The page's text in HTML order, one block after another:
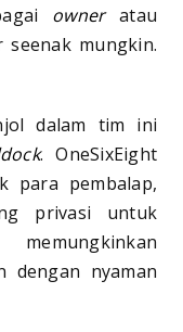
owneratau
mungkin.
dalam tim ini
. OneSixEight
para pembalap,
privasi untuk
dengan nyaman